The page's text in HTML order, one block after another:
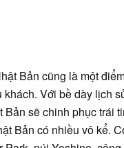
Bản cũng là một
Với bề dày lịch
sẽ chinh phục trái
Bản có nhiều vô kể.